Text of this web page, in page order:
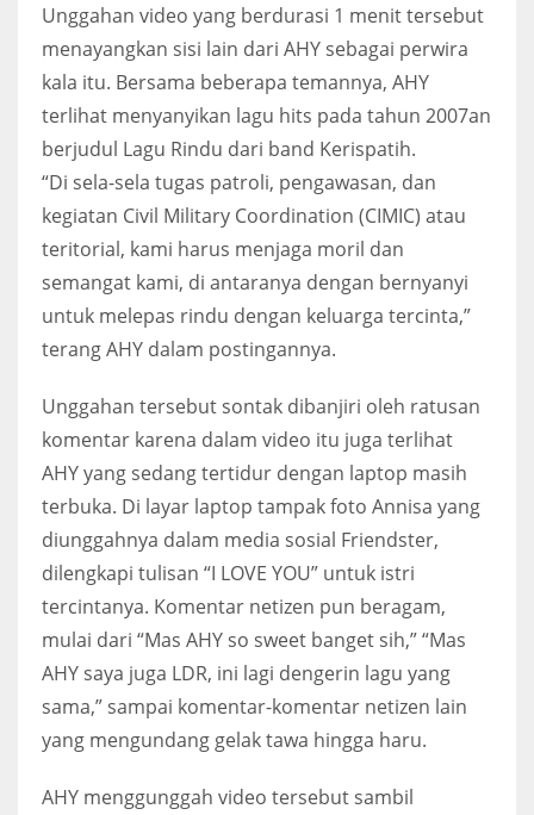
Unggahan video yang berdurasi 1 menit tersebut
menayangkan sisi lain dari AHY sebagai perwira
kala itu. Bersama beberapa temannya, AHY
terlihat menyanyikan lagu hits pada tahun 2007an
berjudul Lagu Rindu dari band Kerispatih.
“Di sela-sela tugas patroli, pengawasan, dan
kegiatan Civil Military Coordination (CIMIC) atau
teritorial, kami harus menjaga moril dan
semangat kami, di antaranya dengan bernyanyi
untuk melepas rindu dengan keluarga tercinta,”
terang AHY dalam postingannya.
Unggahan tersebut sontak dibanjiri oleh ratusan
komentar karena dalam video itu juga terlihat
AHY yang sedang tertidur dengan laptop masih
terbuka. Di layar laptop tampak foto Annisa yang
diunggahnya dalam media sosial Friendster,
dilengkapi tulisan “I LOVE YOU” untuk istri
tercintanya. Komentar netizen pun beragam,
mulai dari “Mas AHY so sweet banget sih,” “Mas
AHY saya juga LDR, ini lagi dengerin lagu yang
sama,” sampai komentar-komentar netizen lain
yang mengundang gelak tawa hingga haru.
AHY menggunggah video tersebut sambil